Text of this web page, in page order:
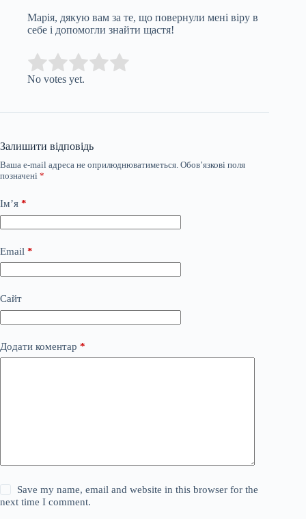
Марія, дякую вам за те, що повернули мені віру в
себе і допомогли знайти щастя!
Rate this item:
No votes yet.
Залишити відповідь
Ваша e-mail адреса не оприлюднюватиметься. Обов’язкові поля
позначені *
Ім’я *
Email *
Сайт
Додати коментар *
Save my name, email and website in this browser for the
next time I comment.